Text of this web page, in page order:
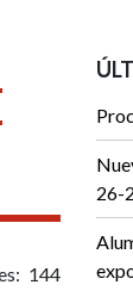
144
26-